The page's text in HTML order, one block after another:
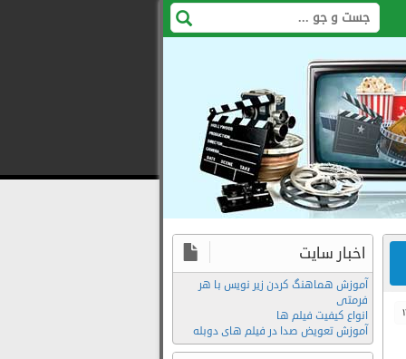
اخبار سایت
آموزش هماهنگ کردن زیر نویس با هر
فرمتی
انواع کیفیت فیلم ها
آموزش تعویض صدا در فیلم های دوبله